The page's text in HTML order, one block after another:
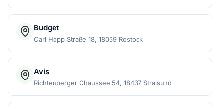
Budget
Carl Hopp Straße 18, 18069 Rostock
Avis
Richtenberger Chaussee 54, 18437 Stralsund